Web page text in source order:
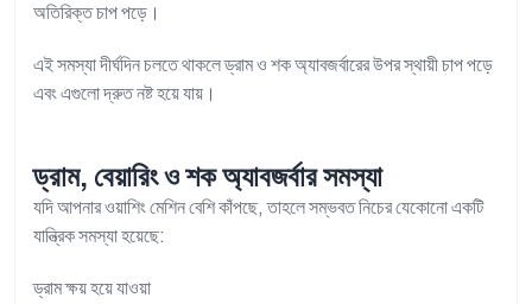
অতিরিক্ত চাপ পড়ে।
এই সমস্যা দীর্ঘদিন চলতে থাকলে ড্রাম ও শক অ্যাবজর্বারের উপর স্থায়ী চাপ পড়ে
এবং এগুলো দ্রুত নষ্ট হয়ে যায়।
ড্রাম, বেয়ারিং ও শক অ্যাবজর্বার সমস্যা
যদি আপনার ওয়াশিং মেশিন বেশি কাঁপছে, তাহলে সম্ভবত নিচের যেকোনো একটি
যান্ত্রিক সমস্যা হয়েছে:
ড্রাম ক্ষয় হয়ে যাওয়া